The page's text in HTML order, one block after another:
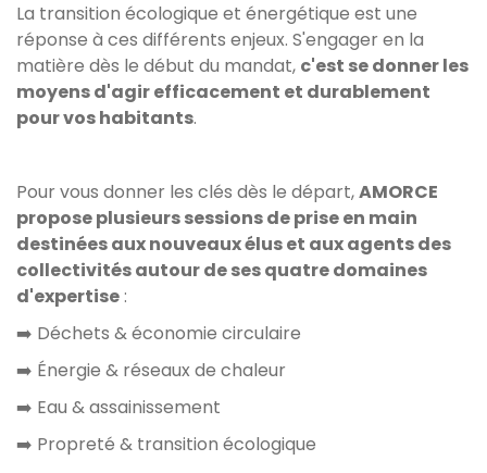
La transition écologique et énergétique est une
réponse à ces différents enjeux. S'engager en la
matière dès le début du mandat, c'est se donner les
moyens d'agir efficacement et durablement
pour vos habitants.
Pour vous donner les clés dès le départ,AMORCE
propose plusieurs sessions de prise en main
destinées aux nouveaux élus et aux agents des
collectivités autour de ses quatre domaines
d'expertise :
➡️ Déchets & économie circulaire
➡️ Énergie & réseaux de chaleur
➡️ Eau & assainissement
➡️ Propreté & transition écologique